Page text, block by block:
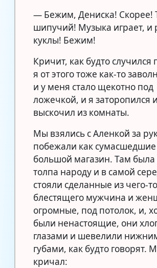
— Бежим, Дениска! Скорее!
шипучий! Музыка играет, и
куклы! Бежим!
Кричит, как будто
я от этого тоже как-то
и у меня стало щекотно под
ложечкой, и я заторопился и
выскочил из комнаты.
Мы взялись с Аленкой за
побежали как
большой магазин. Там была
толпа народу и в самой
стояли сделанные из чего-то
блестящего мужчина и
огромные, под потолок, и,
были ненастоящие, они
глазами и шевелили
губами, как будто говорят.
кричал: